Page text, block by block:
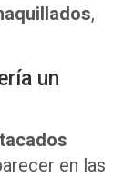
,
un
en las